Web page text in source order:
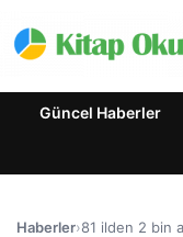
Güncel Haberler
Haberler›81 ilden 2 bin